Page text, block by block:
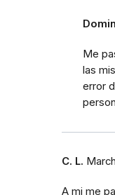
Me
las
error
C. L.
A mi me